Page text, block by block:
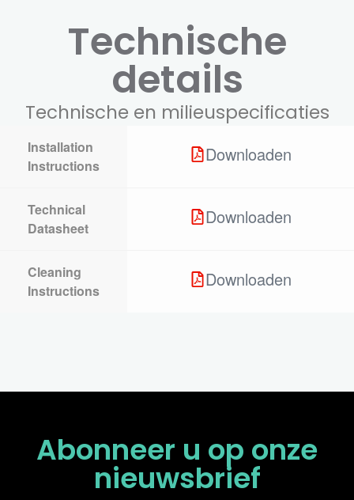
Technische
details
Technische en milieuspecificaties
Installation
Instructions
Downloaden
Technical
Datasheet
Downloaden
Cleaning
Instructions
Downloaden
Abonneer u op onze
nieuwsbrief